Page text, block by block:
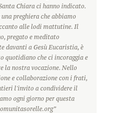
Chiara ci hanno indicato.
una preghiera che abbiamo
alle lodi mattutine. Il
pregato e meditato
davanti a Gesù Eucaristia, è
quotidiano che ci incoraggia e
la nostra vocazione. Nello
e collaborazione con i frati,
l'invito a condividere il
ogni giorno per questa